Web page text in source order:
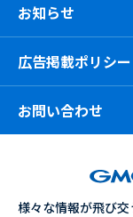
お知らせ
広告掲載ポリシ
お問い合わせ
様々な情報が飛び